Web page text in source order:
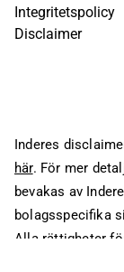
Integritetspolicy
Disclaimer
Inderes
här. För mer
bevakas av
bolagsspecifika
Alla rättigheter